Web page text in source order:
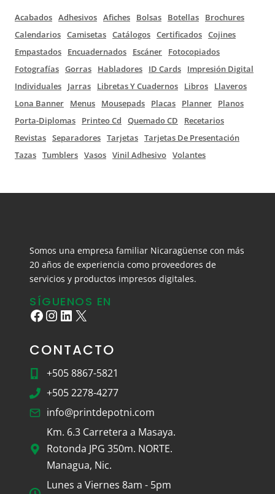
Acabados Adhesivos Afiches Bolsas Botellas
Brochures
Calendarios Camisetas Catálogos Certificados Cojines
Empastados
Encuadernados Escáner
Fotocopiados
Fotografías Gorras Habladores ID Cards
Impresión Digital
Individuales
Jarras Libretas Y Cuadernos Libros
Llaveros
Lona Banner
Menus Mousepads Placas Planner
Planos
Porta-Diplomas
Printeo Cd Quemado CD
Recetarios
Revistas Separadores Tarjetas Tarjetas De Presentación
Tazas Tumblers Vasos Vinil Adhesivo Volantes
Somos una empresa familiar Nicaragüense con más
20 años de experiencia como proveedores de
servicios y productos impresos digitales.
SÍGUENOS EN
Facebook
Instagram
LinkedIn
X
CONTACTO
+505 8867-5821
+505 2278-4277
info@printdepotni.com
Km. 6.3 Carretera a Masaya.
Rotonda JPG 350m. NORTE.
Managua, Nic.
Lunes a Viernes 8am - 5pm